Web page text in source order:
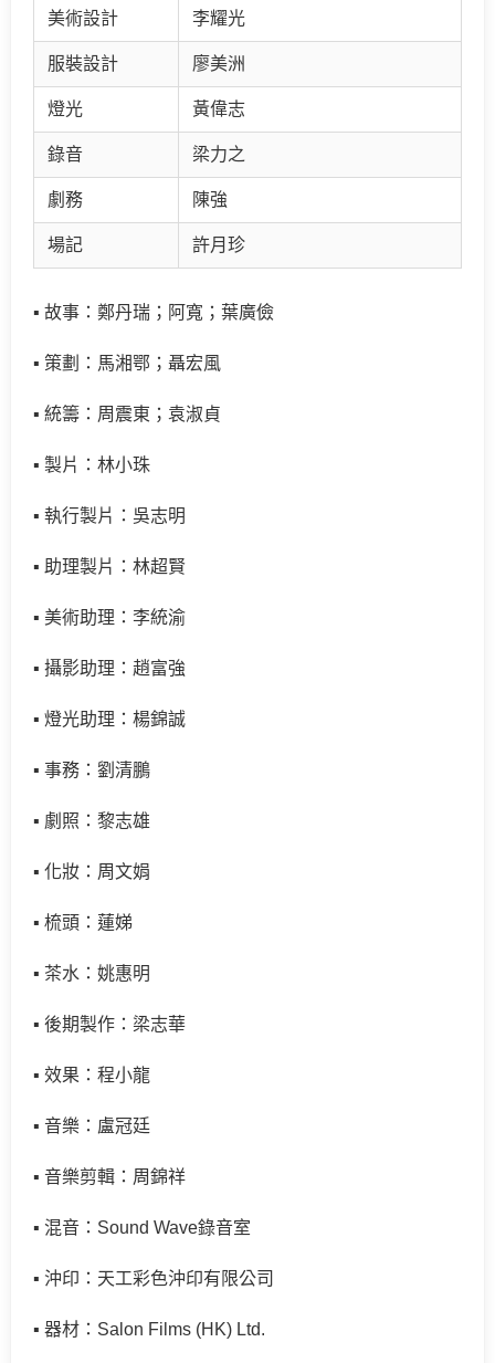
美術設計 李耀光
服裝設計 廖美洲
燈光 黃偉志
錄音 梁力之
劇務 陳強
場記 許月珍
▪ 故事：鄭丹瑞；阿寬；葉廣儉
▪ 策劃：馬湘鄂；聶宏風
▪ 統籌：周震東；袁淑貞
▪ 製片：林小珠
▪ 執行製片：吳志明
▪ 助理製片：林超賢
▪ 美術助理：李統渝
▪ 攝影助理：趙富強
▪ 燈光助理：楊錦誠
▪ 事務：劉清鵬
▪ 劇照：黎志雄
▪ 化妝：周文娟
▪ 梳頭：蓮娣
▪ 茶水：姚惠明
▪ 後期製作：梁志華
▪ 效果：程小龍
▪ 音樂：盧冠廷
▪ 音樂剪輯：周錦祥
▪ 混音：Sound Wave錄音室
▪ 沖印：天工彩色沖印有限公司
▪ 器材：Salon Films (HK) Ltd.